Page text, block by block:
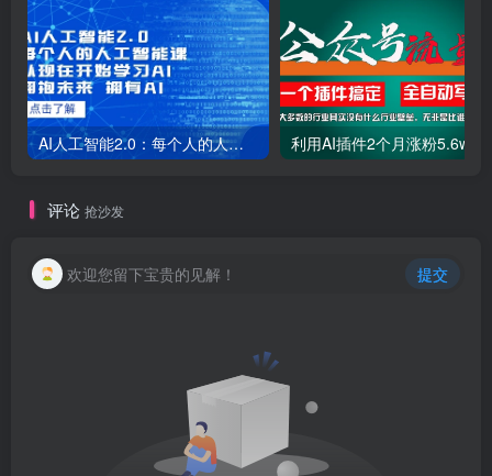
AI人工智能2.0：每个人的人工智能课：从现在开始学习AI（38节课）
评论 抢沙发
欢迎您留下宝贵的见解！ 提交